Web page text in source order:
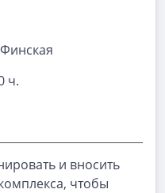
ч.
и вносить
чтобы